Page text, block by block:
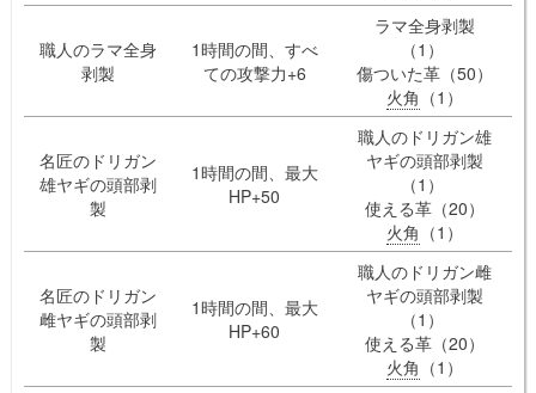
職人のラマ全身
剥製
1時間の間、すべ
ての攻撃力+6
ラマ全身剥製
（1）
傷ついた革（50）
火角 （1）
名匠のドリガン
雄ヤギの頭部剥
製
1時間の間、最大
HP+50
職人のドリガン雄
ヤギの頭部剥製
（1）
使える革（20）
火角 （1）
名匠のドリガン
雌ヤギの頭部剥
製
1時間の間、最大
HP+60
職人のドリガン雌
ヤギの頭部剥製
（1）
使える革（20）
火角 （1）